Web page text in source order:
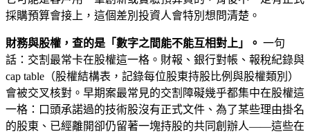
採購預算會接上，這個差別投資人會特別想問清楚。
財務與股權，查的是「數字之間能不能互相對上」。 一句
話：交割最常卡在股權這一格。財報、銀行對帳、報稅紀錄與
cap table（股權結構表，記錄每位股東持股比例與股權類別）
會被交叉核對。早期案最常見的交割障礙幾乎都集中在股權這
一格：口頭承諾過的技術股沒有正式文件、為了某些理由掛名
的股東、已經離開卻仍留著一塊持股的共同創辦人——這些在